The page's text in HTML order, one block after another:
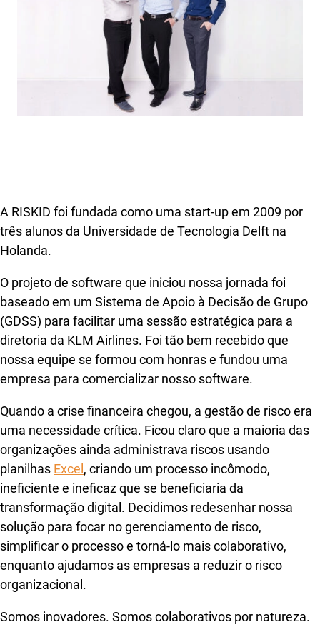
A RISKID foi fundada como uma start-up em 2009 por
três alunos da Universidade de Tecnologia Delft na
Holanda.
O projeto de software que iniciou nossa jornada foi
baseado em um Sistema de Apoio à Decisão de Grupo
(GDSS) para facilitar uma sessão estratégica para a
diretoria da KLM Airlines. Foi tão bem recebido que
nossa equipe se formou com honras e fundou uma
empresa para comercializar nosso software.
Quando a crise financeira chegou, a gestão de risco era
uma necessidade crítica. Ficou claro que a maioria das
organizações ainda administrava riscos usando
planilhas Excel , criando um processo incômodo,
ineficiente e ineficaz que se beneficiaria da
transformação digital. Decidimos redesenhar nossa
solução para focar no gerenciamento de risco,
simplificar o processo e torná-lo mais colaborativo,
enquanto ajudamos as empresas a reduzir o risco
organizacional.
Somos inovadores. Somos colaborativos por natureza.